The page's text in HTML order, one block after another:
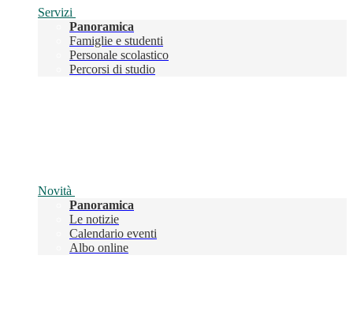
Servizi
Panoramica
Famiglie e studenti
Personale scolastico
Percorsi di studio
Novità
Panoramica
Le notizie
Calendario eventi
Albo online